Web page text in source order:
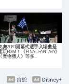
奧2020開幕式選手入場曲是
玩BGM！《FINAL FANTASY》
《魔物獵人》等多…
Disney+
雷蛇